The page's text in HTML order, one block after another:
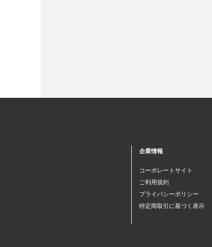
企業情報
コーポレートサイト
ご利用規約
プライバシーポリシー
特定商取引に基づく表示